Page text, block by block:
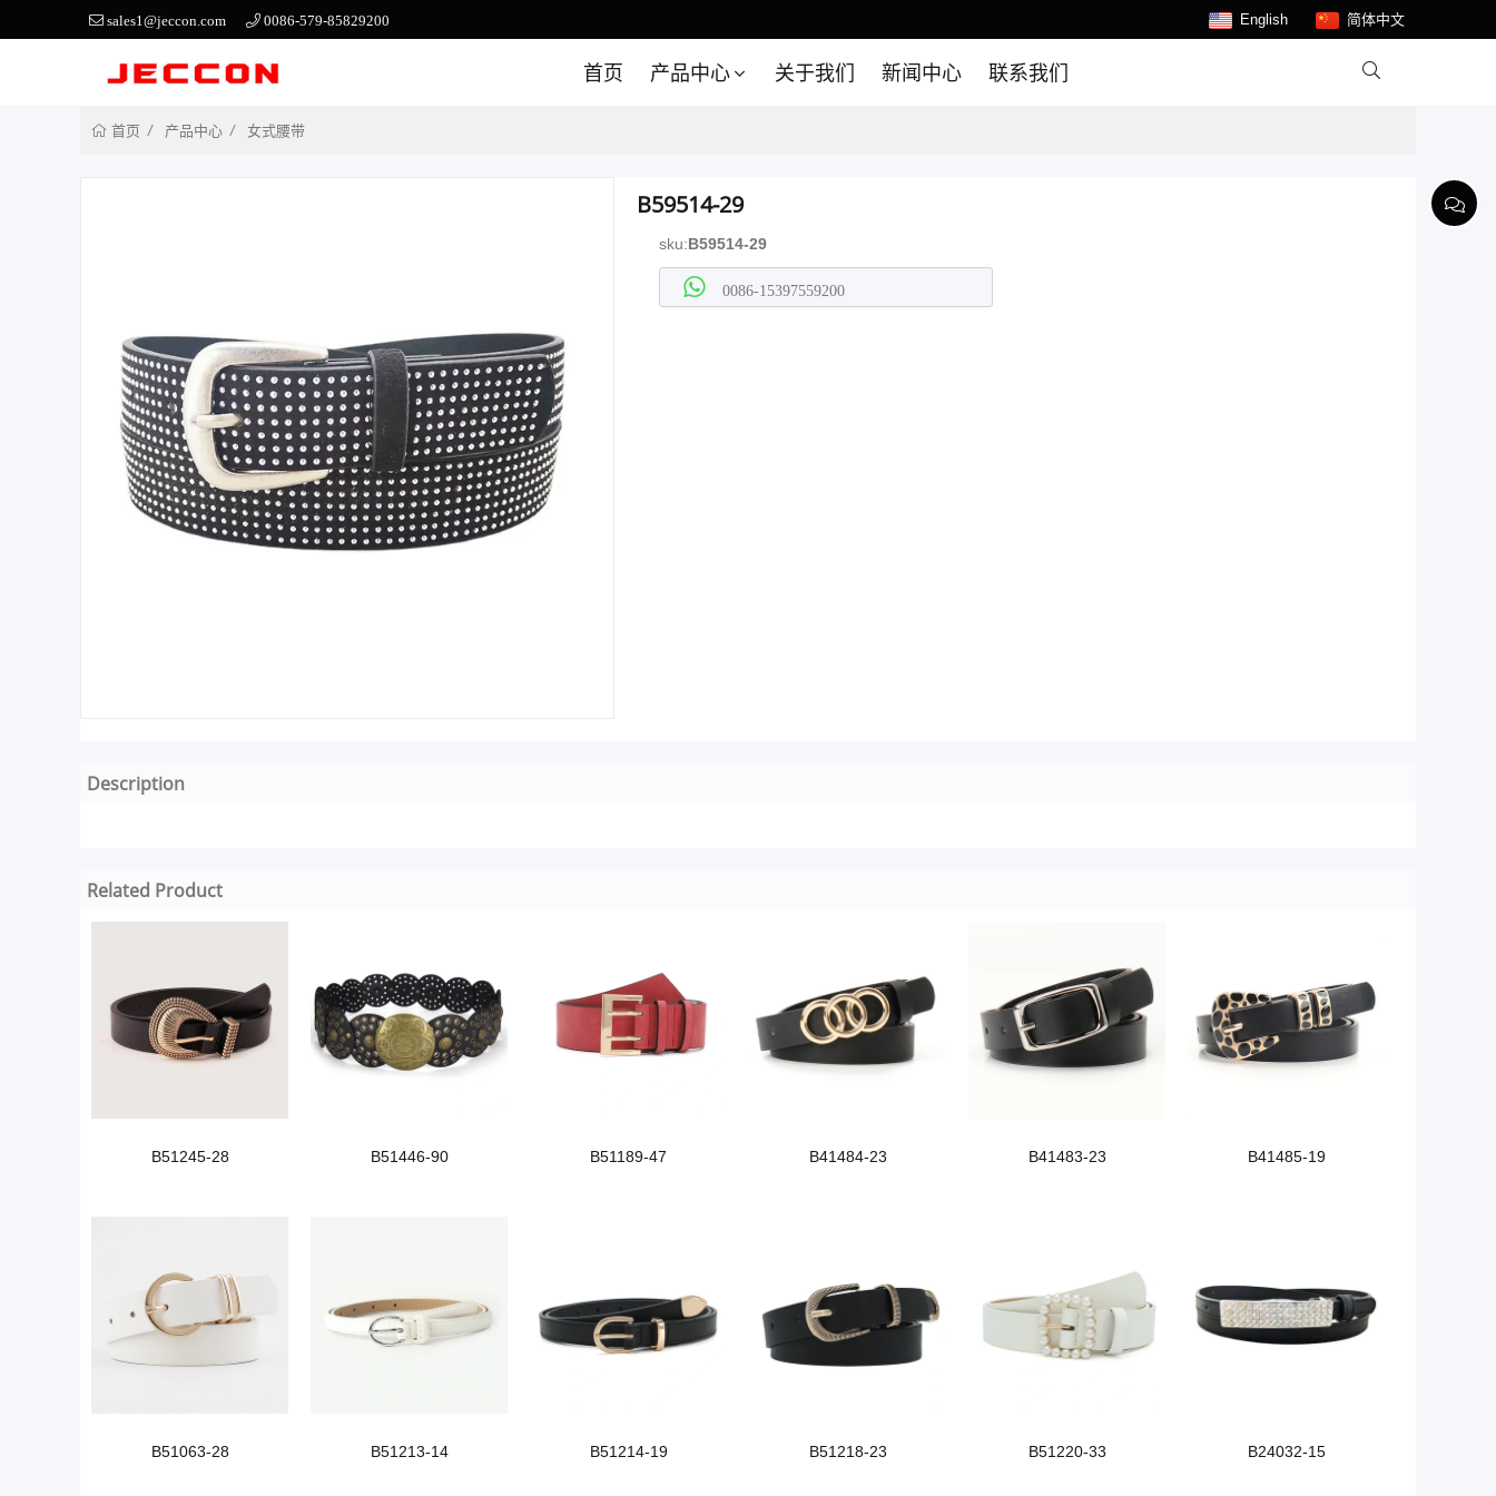
sales1@jeccon.com 0086-579-85829200 English 简体中文
首页 产品中心 关于我们 新闻中心 联系我们 
首页 产品中心 女式腰带
B59514-29
sku:B59514-29
0086-15397559200
Description
Related Product
B51245-28 B51446-90 B51189-47 B41484-23 B41483-23 B41485-19
B51063-28 B51213-14 B51214-19 B51218-23 B51220-33 B24032-15